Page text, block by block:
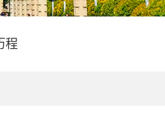
程